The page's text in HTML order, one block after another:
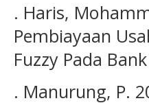
. Haris,
Pembiayaan
Fuzzy Pada
. Manurung, P.